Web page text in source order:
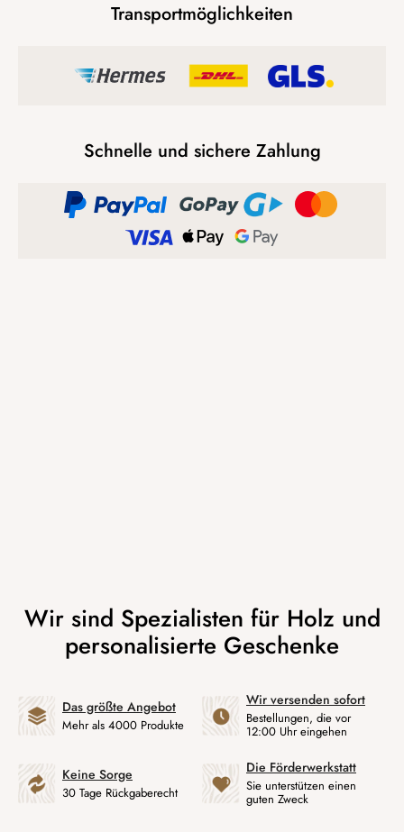
Transportmöglichkeiten
Schnelle und sichere Zahlung
Das größte Angebot
Mehr als 4000 Produkte
Wir versenden sofort
Bestellungen, die vor
12:00 Uhr eingehen
Keine Sorge
30 Tage Rückgaberecht
Die Förderwerkstatt
Sie unterstützen einen
guten Zweck